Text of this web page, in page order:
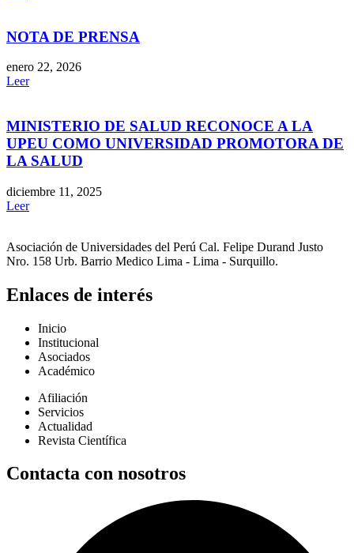
NOTA DE PRENSA
enero 22, 2026
Leer
MINISTERIO DE SALUD RECONOCE A LA
UPEU COMO UNIVERSIDAD PROMOTORA DE
LA SALUD
diciembre 11, 2025
Leer
Asociación de Universidades del Perú Cal. Felipe Durand Justo
Nro. 158 Urb. Barrio Medico Lima - Lima - Surquillo.
Enlaces de interés
Inicio
Institucional
Asociados
Académico
Afiliación
Servicios
Actualidad
Revista Científica
Contacta con nosotros